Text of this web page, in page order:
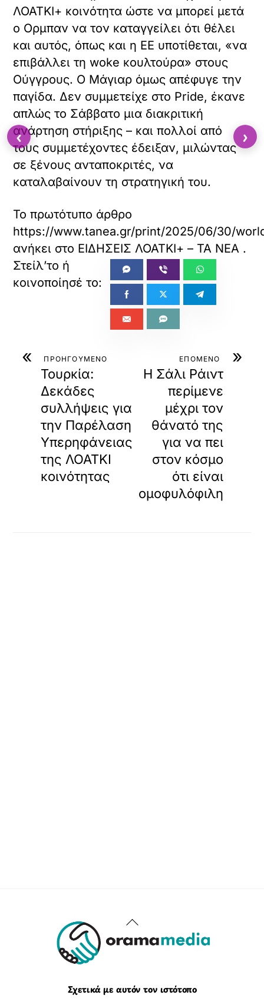
ΛΟΑΤΚΙ+ κοινότητα ώστε να μπορεί μετά
ο Ορμπαν να τον καταγγείλει ότι θέλει
και αυτός, όπως και η ΕΕ υποτίθεται, «να
επιβάλλει τη woke κουλτούρα» στους
Ούγγρους. Ο Μάγιαρ όμως απέφυγε την
παγίδα. Δεν συμμετείχε στο Pride, έκανε
απλώς το Σάββατο μια διακριτική
ανάρτηση στήριξης – και πολλοί από
τους συμμετέχοντες έδειξαν, μιλώντας
σε ξένους ανταποκριτές, να
καταλαβαίνουν τη στρατηγική του.
Το πρωτότυπο άρθρο
https://www.tanea.gr/print/2025/06/30/
ανήκει στο ΕΙΔΗΣΕΙΣ ΛΟΑΤΚΙ+ – ΤΑ ΝΕΑ .
« ΠΡΟΗΓΟΥΜΕΝΟ
Τουρκία:
Δεκάδες
συλλήψεις για
την Παρέλαση
Υπερηφάνειας
της ΛΟΑΤΚΙ
κοινότητας
»
ΕΠΟΜΕΝΟ
H Σάλι Ράιντ
περίμενε
μέχρι τον
θάνατό της
για να πει
στον κόσμο
ότι είναι
ομοφυλόφιλη
Back
To
Σχετικά με αυτόν τον ιστότοπο
‹ ›